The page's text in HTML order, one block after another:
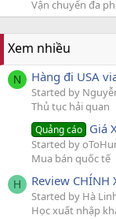
Vận chuyển đa
Xem nhiều
N Hàng đi USA
Started by
Thủ tục hải quan
Quảng cáo Giá
Started by
Mua bán quốc tế
H Review CHÍNH
Started by Hà
Học xuất nhập